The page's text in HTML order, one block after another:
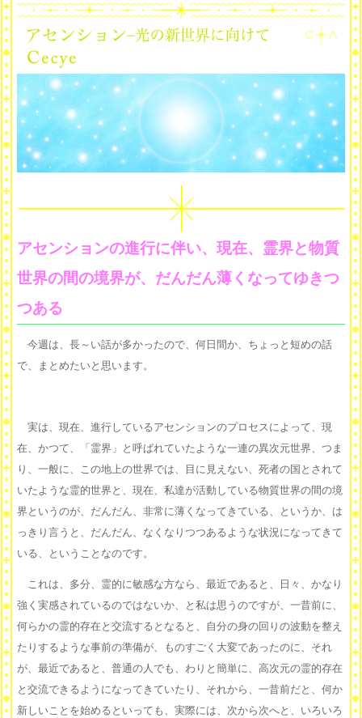
アセンションの進行に伴い、現在、霊界と物質
世界の間の境界が、だんだん薄くなってゆきつ
つある
今週は、長～い話が多かったので、何日間か、ちょっと短めの話
で、まとめたいと思います。
実は、現在、進行しているアセンションのプロセスによって、現
在、かつて、「霊界」と呼ばれていたような一連の異次元世界、つま
り、一般に、この地上の世界では、目に見えない、死者の国とされて
いたような霊的世界と、現在、私達が活動している物質世界の間の境
界というのが、だんだん、非常に薄くなってきている、というか、は
っきり言うと、だんだん、なくなりつつあるような状況になってきて
いる、ということなのです。
これは、多分、霊的に敏感な方なら、最近であると、日々、かなり
強く実感されているのではないか、と私は思うのですが、一昔前に、
何らかの霊的存在と交流するとなると、自分の身の回りの波動を整え
たりするような事前の準備が、ものすごく大変であったのに、それ
が、最近であると、普通の人でも、わりと簡単に、高次元の霊的存在
と交流できるようになってきていたり、それから、一昔前だと、何か
新しいことを始めるといっても、実際には、次から次へと、いろいろ